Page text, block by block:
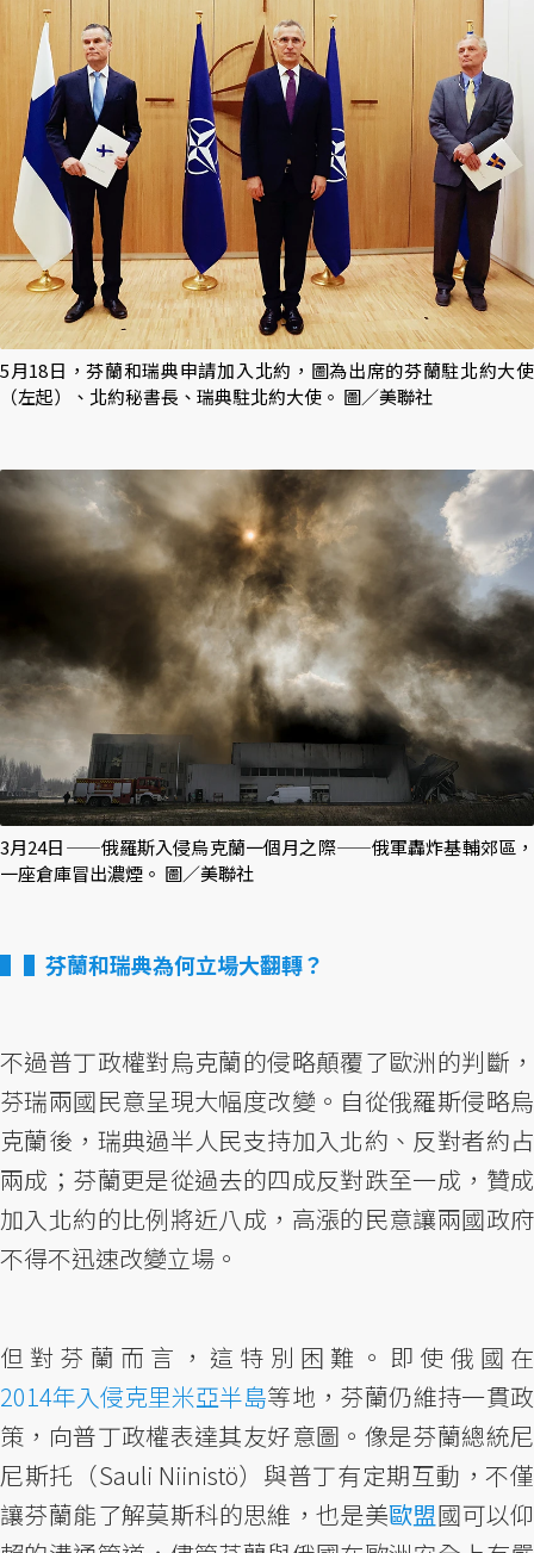
5月18日，芬蘭和瑞典申請加入北約，圖為出席的芬蘭駐北約大使
（左起）、北約秘書長、瑞典駐北約大使。 圖／美聯社
3月24日——俄羅斯入侵烏克蘭一個月之際——俄軍轟炸基輔郊區，
一座倉庫冒出濃煙。 圖／美聯社
▌芬蘭和瑞典為何立場大翻轉？
不過普丁政權對烏克蘭的侵略顛覆了歐洲的判斷，
芬瑞兩國民意呈現大幅度改變。自從俄羅斯侵略烏
克蘭後，瑞典過半人民支持加入北約、反對者約占
兩成；芬蘭更是從過去的四成反對跌至一成，贊成
加入北約的比例將近八成，高漲的民意讓兩國政府
不得不迅速改變立場。
但對芬蘭而言，這特別困難。即使俄國在
2014年入侵克里米亞半島等地，芬蘭仍維持一貫政
策，向普丁政權表達其友好意圖。像是芬蘭總統尼
尼斯托（Sauli Niinistö）與普丁有定期互動，不僅
讓芬蘭能了解莫斯科的思維，也是美歐盟國可以仰